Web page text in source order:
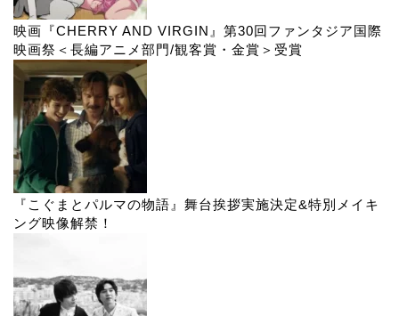
映画『CHERRY AND VIRGIN』第30回ファンタジア国際
映画祭＜長編アニメ部門/観客賞・金賞＞受賞
『こぐまとパルマの物語』舞台挨拶実施決定&特別メイキ
ング映像解禁！